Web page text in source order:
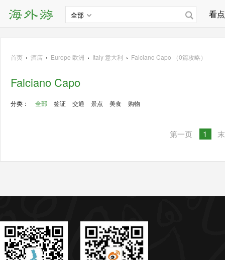
全部 看
首页 › 酒店 › Europe 欧洲 › Italy 意大利 › Falciano Capo （0篇攻略）
Falciano Capo
分类： 全部 签证 交通 景点 美食 购物
第一页 1